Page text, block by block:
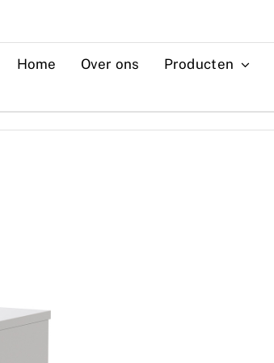
Home Over ons Producten